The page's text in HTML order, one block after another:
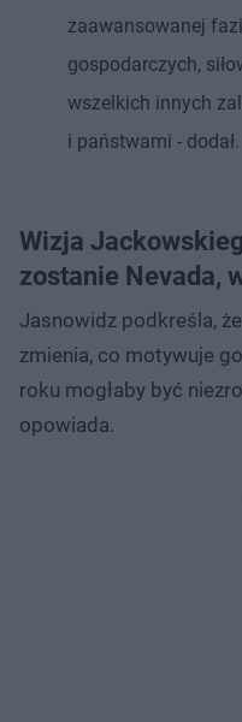
zaawansowanej
gospodarczych,
wszelkich innych
i państwami - dodał.
Wizja
zostanie Nevada,
Jasnowidz podkreśla,
zmienia, co motywuje
roku mogłaby być
opowiada.